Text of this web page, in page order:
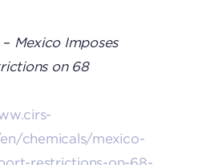
Mexico Imposes
on 68
chemicals/mexico-